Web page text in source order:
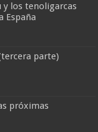
y los tenoligarcas
España
parte)
próximas